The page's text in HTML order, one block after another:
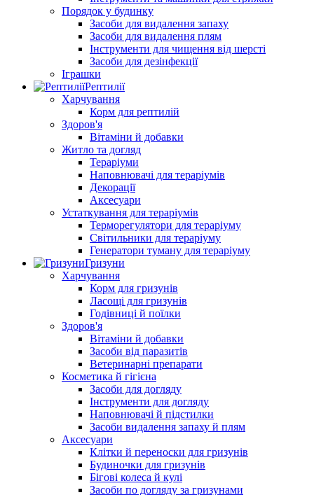
Порядок у будинку
Засоби для видалення запаху
Засоби для видалення плям
Інструменти для чищення від шерсті
Засоби для дезінфекції
Іграшки
Рептилії
Харчування
Корм для рептилій
Здоров'я
Вітаміни й добавки
Житло та догляд
Тераріуми
Наповнювачі для тераріумів
Декорації
Аксесуари
Устаткування для тераріумів
Терморегулятори для тераріуму
Світильники для тераріуму
Генератори туману для тераріуму
Гризуни
Харчування
Корм для гризунів
Ласощі для гризунів
Годівниці й поїлки
Здоров'я
Вітаміни й добавки
Засоби від паразитів
Ветеринарні препарати
Косметика й гігієна
Засоби для догляду
Інструменти для догляду
Наповнювачі й підстилки
Засоби видалення запаху й плям
Аксесуари
Клітки й переноски для гризунів
Будиночки для гризунів
Бігові колеса й кулі
Засоби по догляду за гризунами